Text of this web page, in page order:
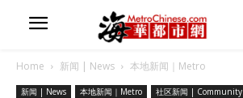
Home 新闻 | News 本地新闻｜Metro
新闻 | News 本地新闻｜Metro 社区新闻 | Community